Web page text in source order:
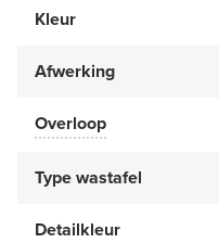
Kleur
Afwerking
Overloop
Type wastafel
Detailkleur